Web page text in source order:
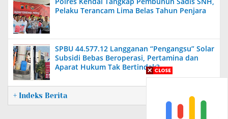
Pelaku Terancam Lima Belas Tahun Penjara
SPBU 44.577.12 Langganan “Pengangsu” Solar
Subsidi Bebas Beroperasi, Pertamina dan
Aparat Hukum Tak Bertindak?
+ Indeks Berita